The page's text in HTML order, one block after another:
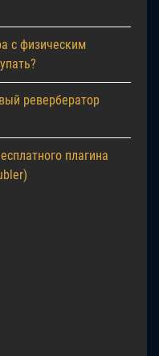
с физическим
ревербератор
плагина